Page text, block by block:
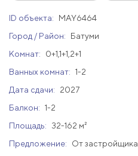
ID объекта:
MAY6464
Город / Район:
Батуми
Комнат:
0+1,1+1,2+1
Ванных комнат: 1-2
Дата сдачи:
2027
Балкон: 1-2
Площадь:
32-162 м²
Предложение:
От застройщика